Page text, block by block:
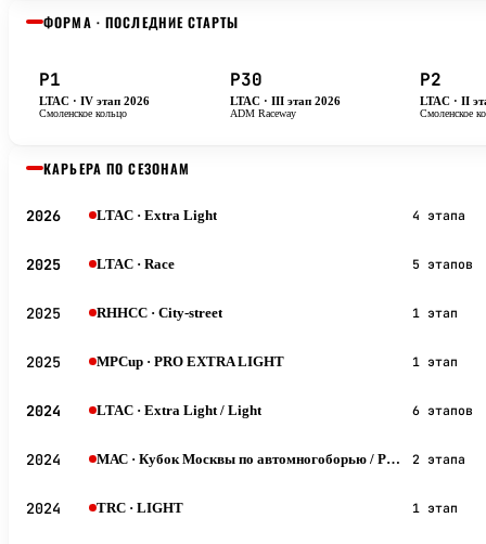
ФОРМА · ПОСЛЕДНИЕ СТАРТЫ
P1
LTAC · IV этап 2026
Смоленское кольцо
P30
LTAC · III этап 2026
ADM Raceway
P2
LTAC · II
Смоленское
КАРЬЕРА ПО СЕЗОНАМ
2026 LTAC · Extra Light 4 этапа
2025 LTAC · Race 5 этапов
2025 RHHCC · City-street 1 этап
2025 MPCup · PRO EXTRA LIGHT 1 этап
2024 LTAC · Extra Light / Light 6 этапов
2024 МАС · Кубок Москвы по автомногоборью / Ралли-спринт 1600 / Medium 2 этапа
2024 TRC · LIGHT 1 этап